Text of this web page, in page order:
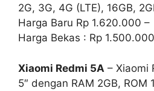
2G, 3G, 4G (LTE), 16GB,
Harga Baru Rp 1.620.000 –
Harga Bekas : Rp
Xiaomi Redmi 5A – Xiaomi
5″ dengan RAM 2GB, ROM